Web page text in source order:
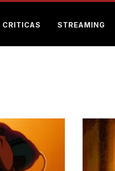
CRITICAS STREAMING